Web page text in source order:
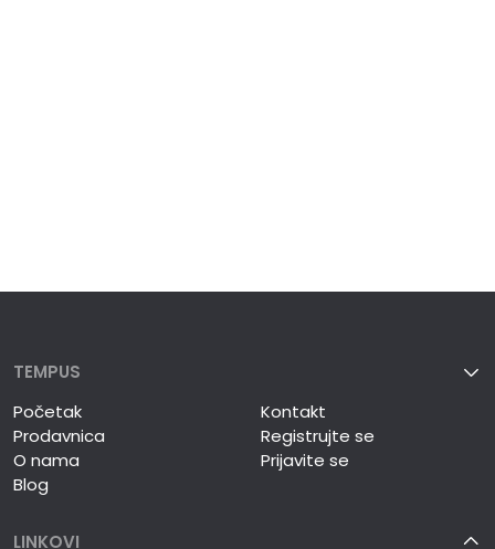
TEMPUS
Početak
Prodavnica
O nama
Blog
Kontakt
Registrujte se
Prijavite se
LINKOVI